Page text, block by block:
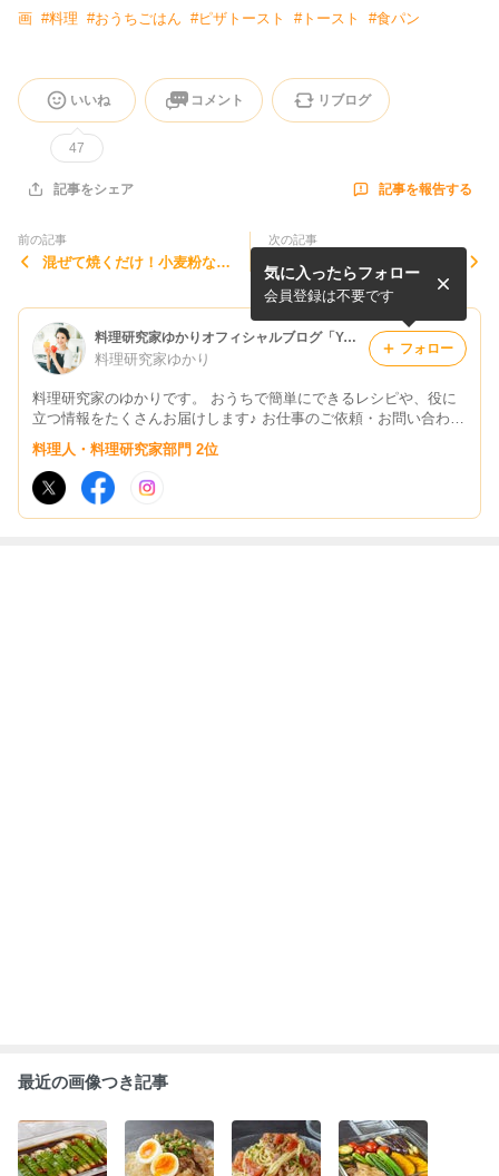
画 #料理 #おうちごはん #ピザトースト #トースト #食パン
いいね
47
コメント リブログ
記事をシェア 記事を報告する
前の記事
混ぜて焼くだけ！小麦粉な
次の記事
箸が止まらない！やみつき間
違いなし「新じゃがのジャー
マンポテト」の作り方【簡単
おかずレシピ】
料理研究家ゆかりオフィシャルブログ「Yukari's Kitchen おうちで簡単レシピ」Powered by Ameba
料理研究家ゆかり
料理研究家のゆかりです。 おうちで簡単にできるレシピや、役に
立つ情報をたくさんお届けします♪ お仕事のご依頼・お問い合わせ
はこちら→yukari@tamakara.com
気に入ったらフォロー
会員登録は不要です
フォロー
料理人・料理研究家部門 2位
最近の画像つき記事